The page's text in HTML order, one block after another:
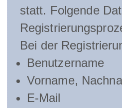
statt. Folgende
Bei der
Benutzername
Vorname,
E-Mail